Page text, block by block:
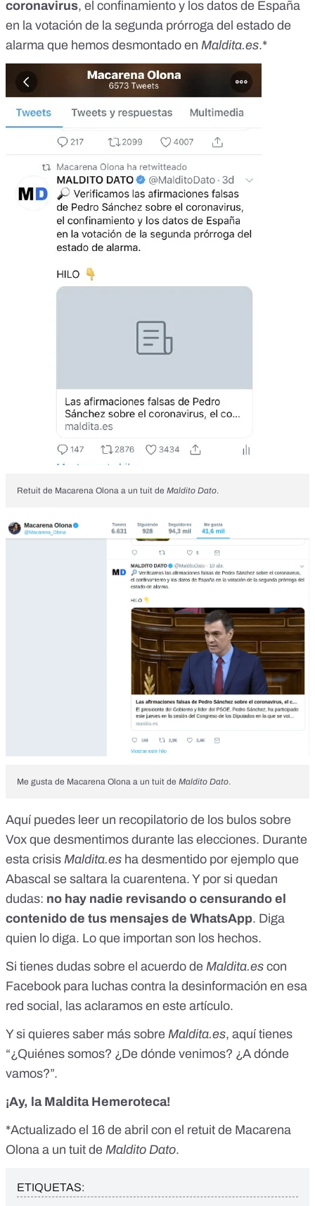
coronavirus, el confinamiento y los datos de España
en la votación de la segunda prórroga del estado de
alarma que hemos desmontado en Maldita.es.*
Retuit de Macarena Olona a un tuit de Maldito Dato.
Me gusta de Macarena Olona a un tuit de Maldito Dato.
Aquí puedes leer un recopilatorio de los bulos sobre
Vox que desmentimos durante las elecciones. Durante
esta crisis Maldita.es ha desmentido por ejemplo que
Abascal se saltara la cuarentena. Y por si quedan
dudas: no hay nadie revisando o censurando el
contenido de tus mensajes de WhatsApp. Diga
quien lo diga. Lo que importan son los hechos.
Si tienes dudas sobre el acuerdo de Maldita.es con
Facebook para luchas contra la desinformación en esa
red social, las aclaramos en este artículo.
Y si quieres saber más sobre Maldita.es, aquí tienes
“¿Quiénes somos? ¿De dónde venimos? ¿A dónde
vamos?”.
¡Ay, la Maldita Hemeroteca!
*Actualizado el 16 de abril con el retuit de Macarena
Olona a un tuit de Maldito Dato.
ETIQUETAS: